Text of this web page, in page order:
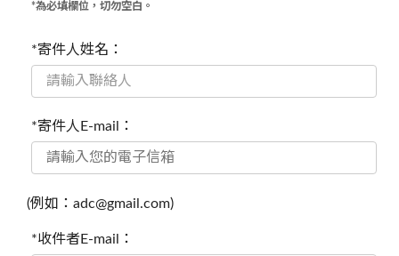
*為必填欄位，切勿空白。
*寄件人姓名：
*寄件人E-mail：
(例如：adc@gmail.com)
*收件者E-mail：